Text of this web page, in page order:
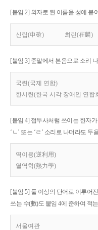
[붙임 2] 외자로 된 이름을 성에 붙
신립(申砬) 최린(崔麟)
[붙임 3] 준말에서 본음으로 소리
국련(국제 연합)
한시련(한국 시각 장애인 연합
[붙임 4] 접두사처럼 쓰이는 한자
‘ㄴ’ 또는 ‘ㄹ’ 소리로 나더라도 두
역이용(逆利用)
열역학(熱力學)
[붙임 5] 둘 이상의 단어로 이루어
쓰는 수(數)도 붙임 4에 준하여 적
서울여관